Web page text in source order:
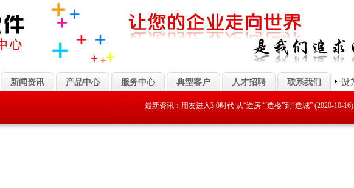
新闻资讯 产品中心 服务中心 典型客户 人才招聘 联系我们
最新资讯： 用友进入3.0时代 从“造房”“造楼”到“造城” (2020-10-16)